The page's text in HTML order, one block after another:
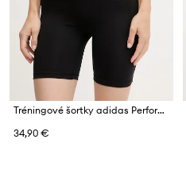
Tréningové šortky adidas Performance Optime Essentials
34,90 €